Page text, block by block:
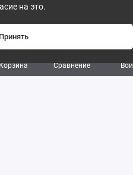
0
Сравнение
на это.
Принять